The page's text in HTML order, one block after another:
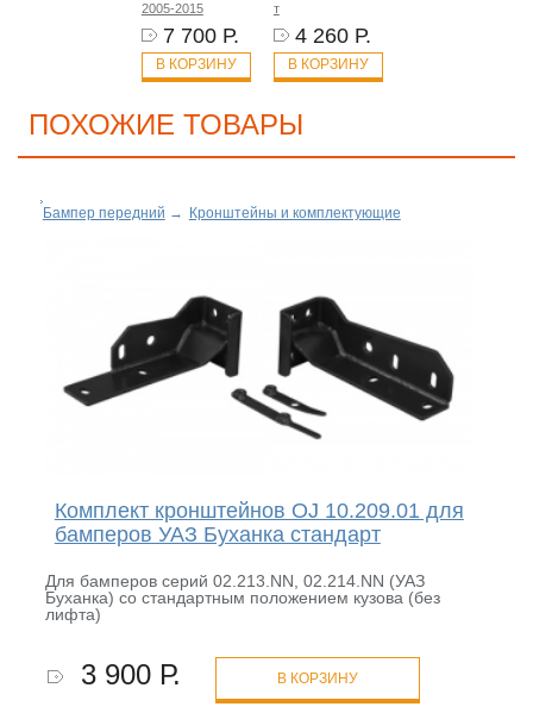
2005-2015
7 700 Р.
В КОРЗИНУ
т
4 260 Р.
В КОРЗИНУ
ПОХОЖИЕ ТОВАРЫ
Бампер передний → Кронштейны и комплектующие
Комплект кронштейнов OJ 10.209.01 для
бамперов УАЗ Буханка стандарт
Для бамперов серий 02.213.NN, 02.214.NN (УАЗ
Буханка) со стандартным положением кузова (без
лифта)
3 900 Р. В КОРЗИНУ